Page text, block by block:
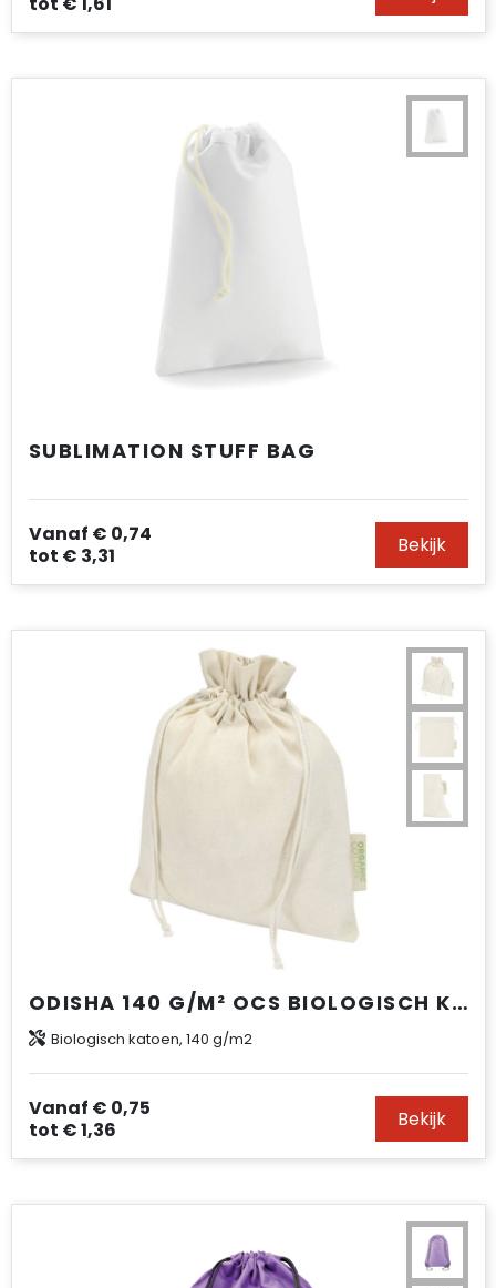
SUBLIMATION STUFF BAG
Vanaf € 0,74
tot € 3,31 Bekijk
ODISHA 140 G/M² OCS BIOLOGISCH KATOENEN GESCHENKTAS – 30 X 25 CM
Biologisch katoen, 140 g/m2
Vanaf € 0,75
tot € 1,36 Bekijk